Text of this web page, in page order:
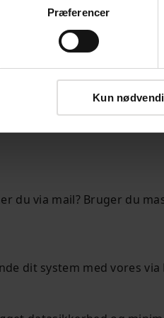
Præferencer
Kun
via mail? Bruger du
dit system med vores via